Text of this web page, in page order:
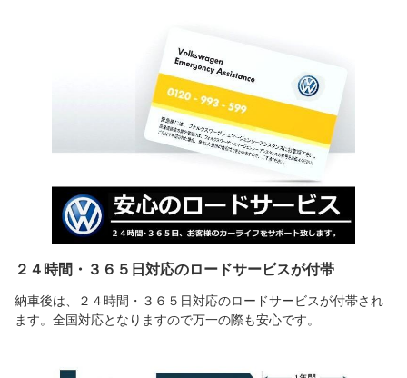
２４時間・３６５日対応のロードサービスが付帯
納車後は、２４時間・３６５日対応のロードサービスが付帯され
ます。全国対応となりますので万一の際も安心です。